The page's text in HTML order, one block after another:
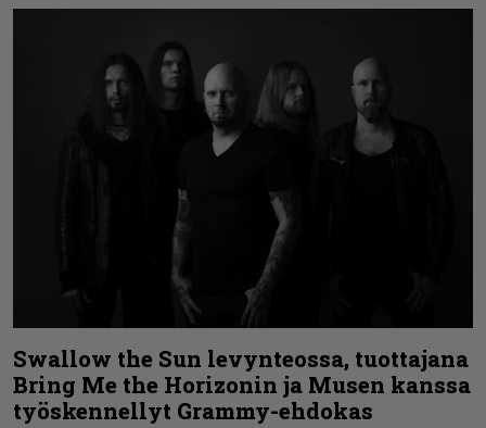
Swallow the Sun levynteossa, tuottajana
Bring Me the Horizonin ja Musen kanssa
työskennellyt Grammy-ehdokas